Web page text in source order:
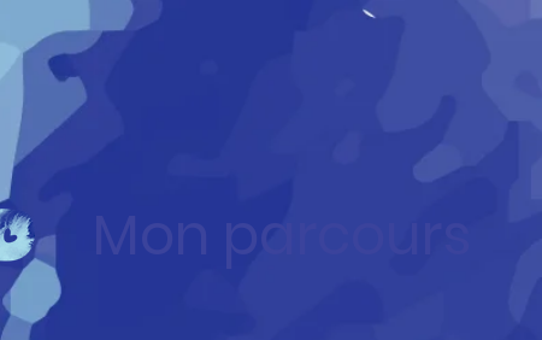
Mon parcours